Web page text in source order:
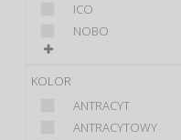
ICO
NOBO
KOLOR
ANTRACYT
ANTRACYTOWY
Lista Zaufanych